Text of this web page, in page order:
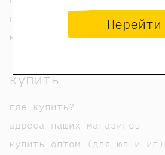
Перейти
пользовательское соглашение
карта сайта
купить
где купить?
адреса наших магазинов
купить оптом (для юл и ип)